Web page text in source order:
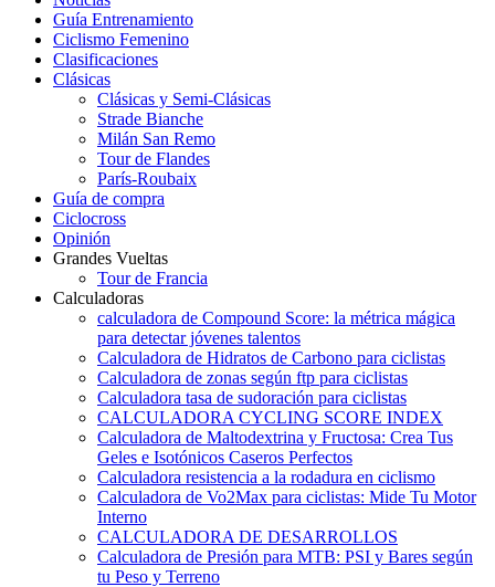
Guía Entrenamiento
Ciclismo Femenino
Clasificaciones
Clásicas
Clásicas y Semi-Clásicas
Strade Bianche
Milán San Remo
Tour de Flandes
París-Roubaix
Guía de compra
Ciclocross
Opinión
Grandes Vueltas
Tour de Francia
Calculadoras
calculadora de Compound Score: la métrica mágica
para detectar jóvenes talentos
Calculadora de Hidratos de Carbono para ciclistas
Calculadora de zonas según ftp para ciclistas
Calculadora tasa de sudoración para ciclistas
CALCULADORA CYCLING SCORE INDEX
Calculadora de Maltodextrina y Fructosa: Crea Tus
Geles e Isotónicos Caseros Perfectos
Calculadora resistencia a la rodadura en ciclismo
Calculadora de Vo2Max para ciclistas: Mide Tu Motor
Interno
CALCULADORA DE DESARROLLOS
Calculadora de Presión para MTB: PSI y Bares según
tu Peso y Terreno